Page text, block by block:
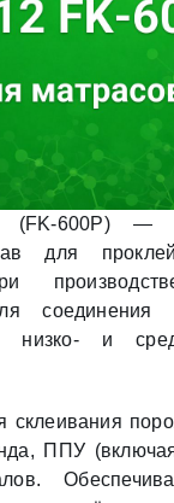
(FK-600P) —
для
соединения
низко- и
склеивания
ППУ